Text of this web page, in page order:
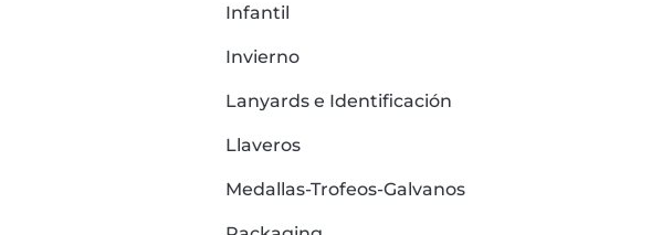
Infantil
Invierno
Lanyards e Identificación
Llaveros
Medallas-Trofeos-Galvanos